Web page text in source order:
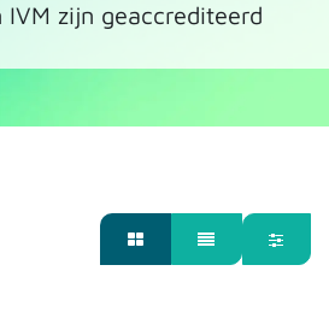
zijn geaccrediteerd